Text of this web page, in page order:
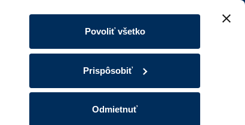
Povoliť všetko
Prispôsobiť
Odmietnuť